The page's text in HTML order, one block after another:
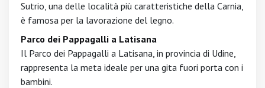
Sutrio, una delle località più caratteristiche della Carnia,
è famosa per la lavorazione del legno.
Parco dei Pappagalli a Latisana
Il Parco dei Pappagalli a Latisana, in provincia di Udine,
rappresenta la meta ideale per una gita fuori porta con i
bambini.